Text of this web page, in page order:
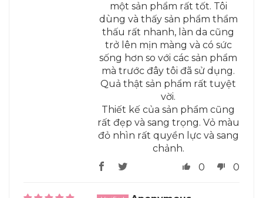
một sản phẩm rất tốt. Tôi
dùng và thấy sản phẩm thẩm
thấu rất nhanh, làn da cũng
trở lên mịn màng và có sức
sống hơn so với các sản phẩm
mà trước đây tôi đã sử dụng.
Quả thật sản phẩm rất tuyệt
vời.
Thiết kế của sản phẩm cũng
rất đẹp và sang trọng. Vỏ màu
đỏ nhìn rất quyền lực và sang
chảnh.
0
0